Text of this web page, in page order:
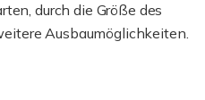
durch die Größe des
Ausbaumöglichkeiten.